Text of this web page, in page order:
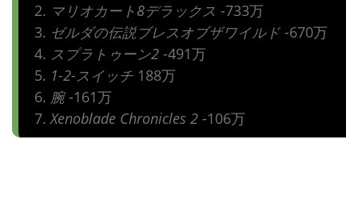
マリオカート8デラックス -733万
ゼルダの伝説ブレスオブザワイルド -670万
スプラトゥーン2 -491万
1-2-スイッチ 188万
腕-161万
Xenoblade Chronicles 2 -106万